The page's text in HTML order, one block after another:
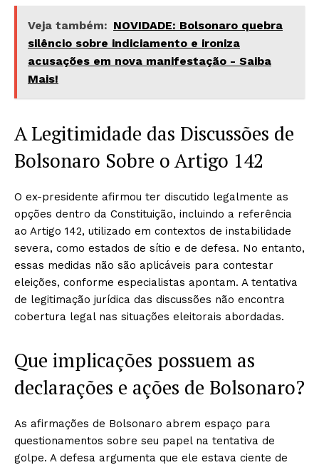
Veja também: NOVIDADE: Bolsonaro quebra
silêncio sobre indiciamento e ironiza
acusações em nova manifestação - Saiba
Mais!
A Legitimidade das Discussões de
Bolsonaro Sobre o Artigo 142
O ex-presidente afirmou ter discutido legalmente as
opções dentro da Constituição, incluindo a referência
ao Artigo 142, utilizado em contextos de instabilidade
severa, como estados de sítio e de defesa. No entanto,
essas medidas não são aplicáveis para contestar
eleições, conforme especialistas apontam. A tentativa
de legitimação jurídica das discussões não encontra
cobertura legal nas situações eleitorais abordadas.
Que implicações possuem as
declarações e ações de Bolsonaro?
As afirmações de Bolsonaro abrem espaço para
questionamentos sobre seu papel na tentativa de
golpe. A defesa argumenta que ele estava ciente de